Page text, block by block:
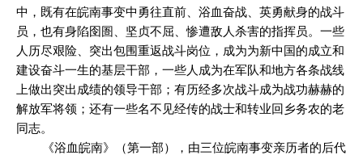
中，既有在皖南事变中勇往直前、浴血奋战、英勇献身的战斗
员，也有身陷囹圄、坚贞不屈、惨遭敌人杀害的指挥员。一些
人历尽艰险、突出包围重返战斗岗位，成为为新中国的成立和
建设奋斗一生的基层干部，一些人成为在军队和地方各条战线
上做出突出成绩的领导干部；有历经多次战斗成为战功赫赫的
解放军将领；还有一些名不见经传的战士和转业回乡务农的老
同志。
《浴血皖南》（第一部），由三位皖南事变亲历者的后代